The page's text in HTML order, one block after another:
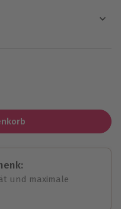
und maximale